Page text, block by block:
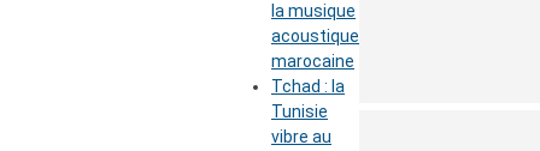
la musique
acoustique
marocaine
Tchad : la
Tunisie
vibre au